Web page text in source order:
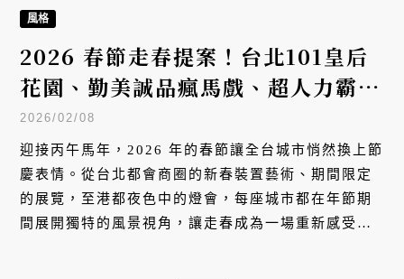
風格
2026 春節走春提案！台北101皇后
花園、勤美誠品瘋馬戲、超人力霸王
冬日遊樂園，全台新春亮點一次看
2026/02/08
迎接丙午馬年，2026 年的春節讓全台城市悄然換上節
慶表情。從台北都會商圈的新春裝置藝術、期間限定
的展覽，至港都夜色中的燈會，每座城市都在年節期
間展開獨特的風景視角，讓走春成為一場重新感受生